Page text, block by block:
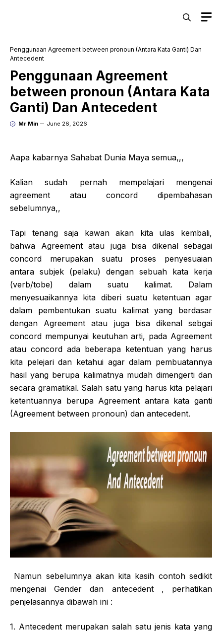
Penggunaan Agreement between pronoun (Antara Kata Ganti) Dan
Antecedent
Penggunaan Agreement
between pronoun (Antara Kata
Ganti) Dan Antecedent
Mr Min June 26, 2026
Aapa kabarnya Sahabat Dunia Maya semua,,,
Kalian sudah pernah mempelajari mengenai
agreement atau concord dipembahasan
sebelumnya,,
Tapi tenang saja kawan akan kita ulas kembali,
bahwa Agreement atau juga bisa dikenal sebagai
concord merupakan suatu proses penyesuaian
antara subjek (pelaku) dengan sebuah kata kerja
(verb/tobe) dalam suatu kalimat. Dalam
menyesuaikannya kita diberi suatu ketentuan agar
dalam pembentukan suatu kalimat yang berdasar
dengan Agreement atau juga bisa dikenal sebgai
concord mempunyai keutuhan arti, pada Agreement
atau concord ada beberapa ketentuan yang harus
kita pelejari dan ketahui agar dalam pembuatannya
hasil yang berupa kalimatnya mudah dimengerti dan
secara gramatikal. Salah satu yang harus kita pelajari
ketentuannya berupa Agreement antara kata ganti
(Agreement between pronoun) dan antecedent.
Namun sebelumnya akan kita kasih contoh sedikit
mengenai Gender dan antecedent , perhatikan
penjelasannya dibawah ini :
1. Antecedent merupakan salah satu jenis kata yang